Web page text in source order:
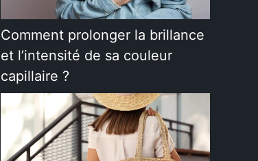
Comment prolonger la brillance
et l’intensité de sa couleur
capillaire ?